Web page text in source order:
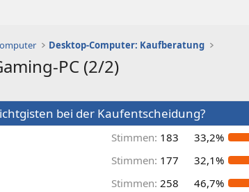
Desktop-Computer: Kaufberatung
PC (2/2)
bei der Kaufentscheidung?
Stimmen: 183
33,2%
Stimmen: 177
32,1%
Stimmen: 258
46,7%